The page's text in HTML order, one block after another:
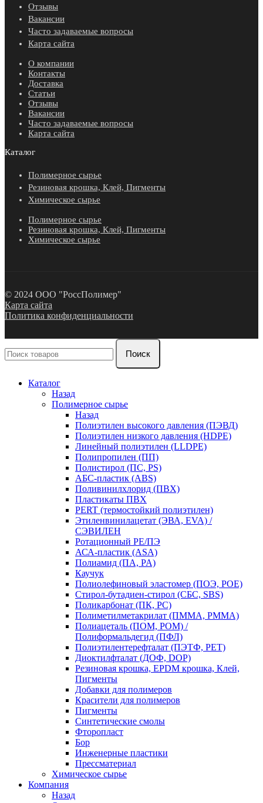
Отзывы
Вакансии
Часто задаваемые вопросы
Карта сайта
О компании
Контакты
Доставка
Статьи
Отзывы
Вакансии
Часто задаваемые вопросы
Карта сайта
Каталог
Полимерное сырье
Резиновая крошка, Клей, Пигменты
Химическое сырье
Полимерное сырье
Резиновая крошка, Клей, Пигменты
Химическое сырье
© 2024 ООО "РоссПолимер"
Карта сайта
Политика конфиденциальности
Поиск
Каталог
Назад
Полимерное сырье
Назад
Полиэтилен высокого давления (ПЭВД)
Полиэтилен низкого давления (HDPE)
Линейный полиэтилен (LLDPE)
Полипропилен (ПП)
Полистирол (ПС, PS)
АБС-пластик (ABS)
Поливинилхлорид (ПВХ)
Пластикаты ПВХ
PERT (термостойкий полиэтилен)
Этиленвинилацетат (ЭВА, EVA) /
СЭВИЛЕН
Ротационный PE/ПЭ
АСА-пластик (ASA)
Полиамид (ПА, PA)
Каучук
Полиолефиновый эластомер (ПОЭ, POE)
Стирол-бутадиен-стирол (СБС, SBS)
Поликарбонат (ПК, PC)
Полиметилметакрилат (ПММА, PMMA)
Полиацеталь (ПОМ, POM) /
Полиформальдегид (ПФЛ)
Полиэтилентерефталат (ПЭТФ, PET)
Диоктилфталат (ДОФ, DOP)
Резиновая крошка, EPDM крошка, Клей,
Пигменты
Добавки для полимеров
Красители для полимеров
Пигменты
Синтетические смолы
Фторопласт
Бор
Инженерные пластики
Прессматериал
Химическое сырье
Компания
Назад